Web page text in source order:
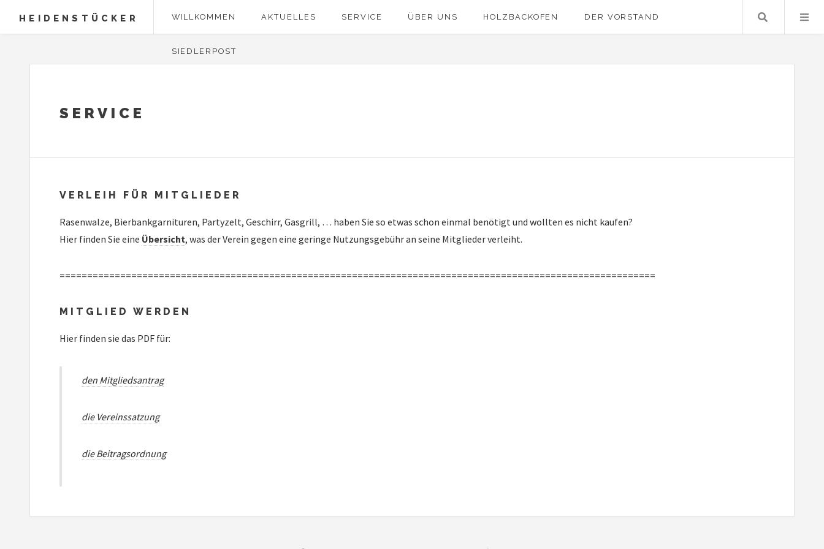
HEIDENSTÜCKER WILLKOMMEN AKTUELLES SERVICE ÜBER UNS HOLZBACKOFEN DER VORSTAND
SIEDLERPOST
Suche …
SERVICE
VERLEIH FÜR MITGLIEDER
Rasenwalze, Bierbankgarnituren, Partyzelt, Geschirr, Gasgrill, … haben Sie so etwas schon einmal benötigt und wollten es nicht kaufen?
Hier finden Sie eine Übersicht, was der Verein gegen eine geringe Nutzungsgebühr an seine Mitglieder verleiht.
============================================================================================================
MITGLIED WERDEN
Hier finden sie das PDF für:
den Mitgliedsantrag
die Vereinssatzung
die Beitragsordnung